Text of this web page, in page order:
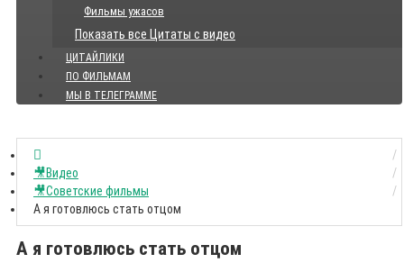
Фильмы ужасов
Показать все Цитаты с видео
ЦИТАЙЛИКИ
ПО ФИЛЬМАМ
МЫ В ТЕЛЕГРАММЕ
🎥Видео
🎥Советские фильмы
А я готовлюсь стать отцом
А я готовлюсь стать отцом